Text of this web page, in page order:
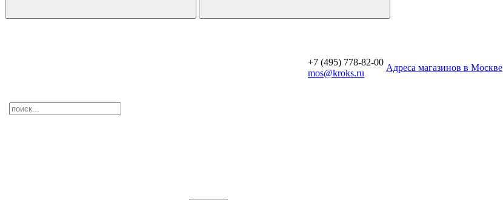
+7 (495) 778-82-00
mos@kroks.ru
Aдреса магазинов в Москве